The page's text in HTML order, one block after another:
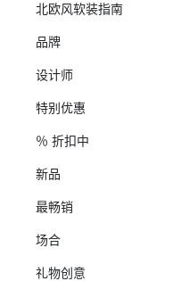
北欧风软装指南
品牌
设计师
特别优惠
％ 折扣中
新品
最畅销
场合
礼物创意